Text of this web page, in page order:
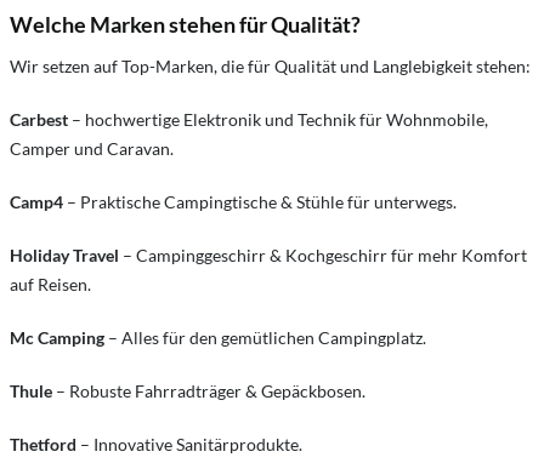
Welche Marken stehen für Qualität?
Wir setzen auf Top-Marken, die für Qualität und Langlebigkeit stehen:
Carbest – hochwertige Elektronik und Technik für Wohnmobile,
Camper und Caravan.
Camp4 – Praktische Campingtische & Stühle für unterwegs.
Holiday Travel – Campinggeschirr & Kochgeschirr für mehr Komfort
auf Reisen.
Mc Camping – Alles für den gemütlichen Campingplatz.
Thule – Robuste Fahrradträger & Gepäckbosen.
Thetford – Innovative Sanitärprodukte.